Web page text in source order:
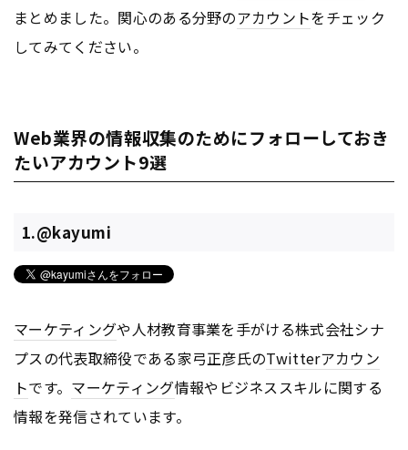
まとめました。関心のある分野のアカウントをチェック
してみてください。
Web業界の情報収集のためにフォローしておき
たいアカウント9選
1.@kayumi
マーケティングや人材教育事業を手がける株式会社シナ
プスの代表取締役である家弓正彦氏のTwitterアカウン
トです。 マーケティング情報やビジネススキルに関する
情報を発信されています。